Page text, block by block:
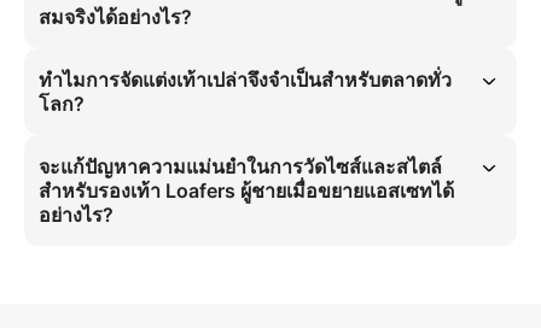
การวัดไซส์และสไตล์สำหรับผู้บริหารระดับสูง สัดส่วน 4:5 และแสงธรรมชาติ
สมจริงได้อย่างไร?
สมจริง ผิวผ้าดูดซับแสงอย่างสม่ำเสมอ ป้องกันการสะท้อนแสงดิจิทัล ในขณะ
ที่ยืนนิ่งบนบันไดคอนกรีตแสดงการติดตั้งที่แท้จริงบนข้อเท้าบาง กำจัดความ
ทำไมการจัดแต่งเท้าเปล่าจึงจำเป็นสำหรับตลาดทั่ว
โลก?
รองเท้า Loafers ผู้ชาย มันแสดงการติดตั้งที่แท้จริงบนข้อเท้าบางโดยไม่มี
การรบกวนจากถุงเท้า ดึงดูด Traffic ค้นหาเชิงคุณภาพ รายละเอียดกางเกงมี
พับชายพร้อมแสงธรรมชาติกลางแจ้งแสดงความเหมาะสมของรองเท้า
สำหรับสถานการณ์ทางธุรกิจและลำลองในตลาดทั่วโลก
จะแก้ปัญหาความแม่นยำในการวัดไซส์และสไตล์
สำหรับรองเท้า Loafers ผู้ชายเมื่อขยายแอสเซทได้
อย่างไร?